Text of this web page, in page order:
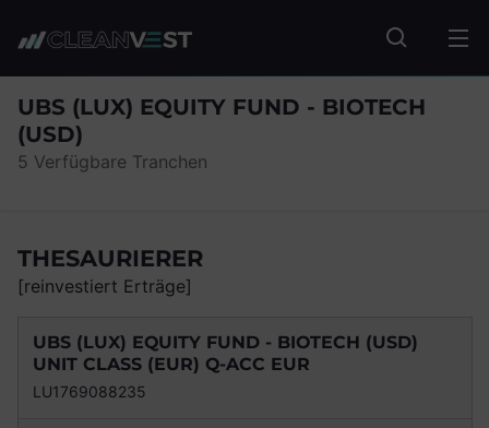
Fonds
UBS (LUX) EQUITY FUND - BIOTECH
(USD)
5 Verfügbare Tranchen
THESAURIERER
[reinvestiert Erträge]
UBS (LUX) EQUITY FUND - BIOTECH (USD)
UNIT CLASS (EUR) Q-ACC EUR
LU1769088235